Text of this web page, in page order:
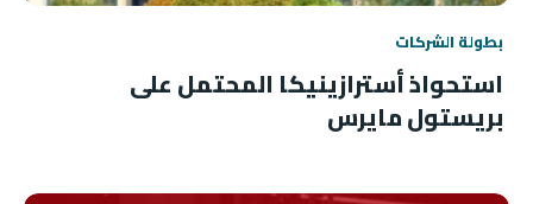
بطولة الشركات
استحواذ أسترازينيكا المحتمل على
بريستول مايرس